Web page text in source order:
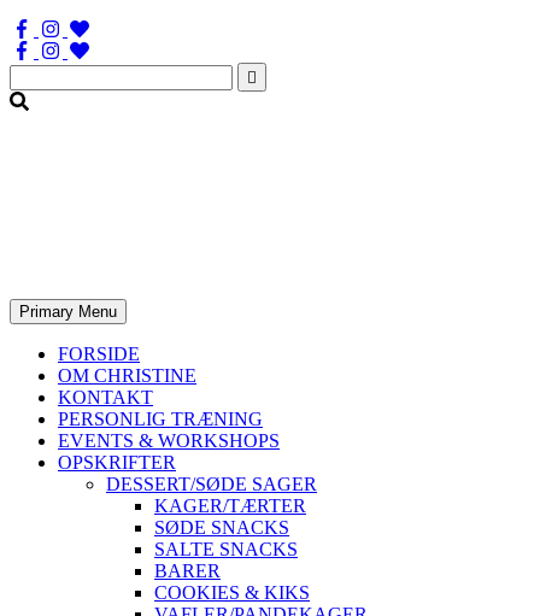
Søg
efter:
Primary Menu
FORSIDE
OM CHRISTINE
KONTAKT
PERSONLIG TRÆNING
EVENTS & WORKSHOPS
OPSKRIFTER
DESSERT/SØDE SAGER
KAGER/TÆRTER
SØDE SNACKS
SALTE SNACKS
BARER
COOKIES & KIKS